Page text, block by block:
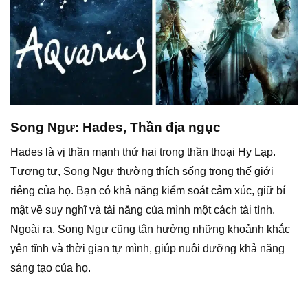
Song Ngư: Hades, Thần địa ngục
Hades là vị thần mạnh thứ hai trong thần thoại Hy Lạp.
Tương tự, Song Ngư thường thích sống trong thế giới
riêng của họ. Bạn có khả năng kiểm soát cảm xúc, giữ bí
mật về suy nghĩ và tài năng của mình một cách tài tình.
Ngoài ra, Song Ngư cũng tận hưởng những khoảnh khắc
yên tĩnh và thời gian tự mình, giúp nuôi dưỡng khả năng
sáng tạo của họ.